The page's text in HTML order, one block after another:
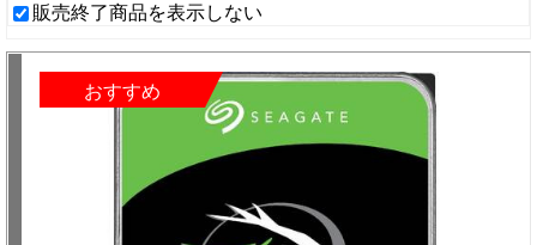
販売終了商品を表示しない
おすすめ